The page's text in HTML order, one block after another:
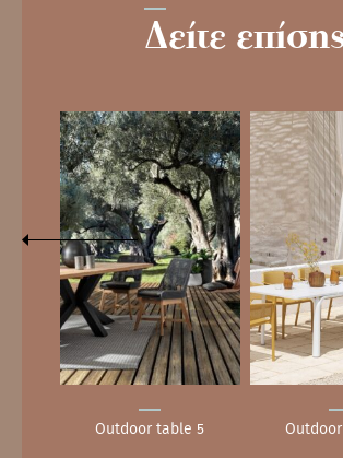
Δείτε επίσης
Outdoor table 5